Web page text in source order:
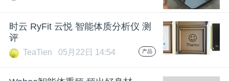
专
题
时云 RyFit 云悦 智能体质分析仪 测
评
TeaTien 05月22日 14:54 产品